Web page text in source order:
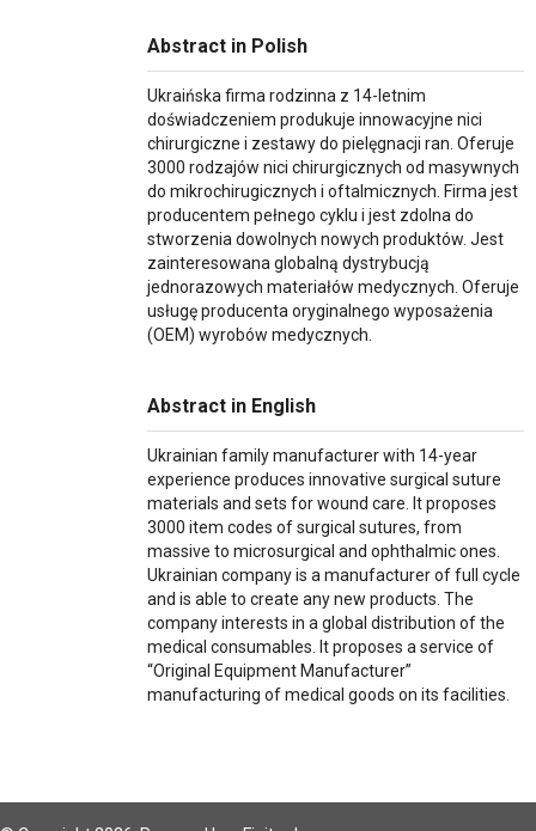
Abstract in Polish
Ukraińska firma rodzinna z 14-letnim
doświadczeniem produkuje innowacyjne nici
chirurgiczne i zestawy do pielęgnacji ran. Oferuje
3000 rodzajów nici chirurgicznych od masywnych
do mikrochirugicznych i oftalmicznych. Firma jest
producentem pełnego cyklu i jest zdolna do
stworzenia dowolnych nowych produktów. Jest
zainteresowana globalną dystrybucją
jednorazowych materiałów medycznych. Oferuje
usługę producenta oryginalnego wyposażenia
(OEM) wyrobów medycznych.
Abstract in English
Ukrainian family manufacturer with 14-year
experience produces innovative surgical suture
materials and sets for wound care. It proposes
3000 item codes of surgical sutures, from
massive to microsurgical and ophthalmic ones.
Ukrainian company is a manufacturer of full cycle
and is able to create any new products. The
company interests in a global distribution of the
medical consumables. It proposes a service of
“Original Equipment Manufacturer”
manufacturing of medical goods on its facilities.